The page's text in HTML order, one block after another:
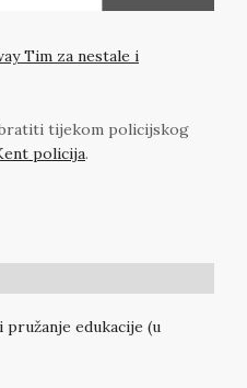
Tim za nestale i
tijekom policijskog
policija.
edukacije (u